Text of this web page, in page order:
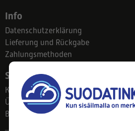
Info
Datenschutzerklärung
Lieferung und Rückgabe
Zahlungsmethoden
Suodatinkeskus
Kontakt
Über uns
Blog